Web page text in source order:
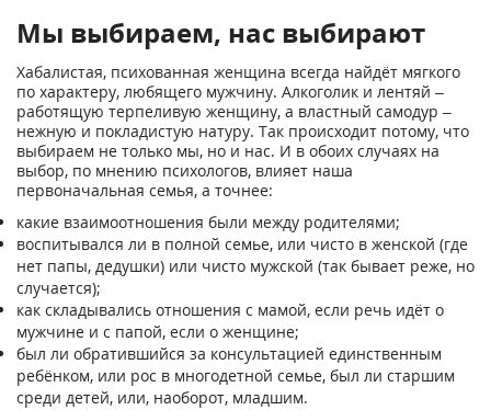
Мы выбираем, нас выбирают
Хабалистая, психованная женщина всегда найдёт мягкого
по характеру, любящего мужчину. Алкоголик и лентяй –
работящую терпеливую женщину, а властный самодур –
нежную и покладистую натуру. Так происходит потому, что
выбираем не только мы, но и нас. И в обоих случаях на
выбор, по мнению психологов, влияет наша
первоначальная семья, а точнее:
какие взаимоотношения были между родителями;
воспитывался ли в полной семье, или чисто в женской (где
нет папы, дедушки) или чисто мужской (так бывает реже, но
случается);
как складывались отношения с мамой, если речь идёт о
мужчине и с папой, если о женщине;
был ли обратившийся за консультацией единственным
ребёнком, или рос в многодетной семье, был ли старшим
среди детей, или, наоборот, младшим.